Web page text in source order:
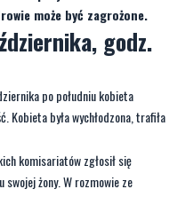
po południu kobieta
była wychłodzona, trafiła
komisariatów zgłosił się
żony. W rozmowie ze
wyszła z mieszkania w Gdyni
10:00 i do tej pory nie